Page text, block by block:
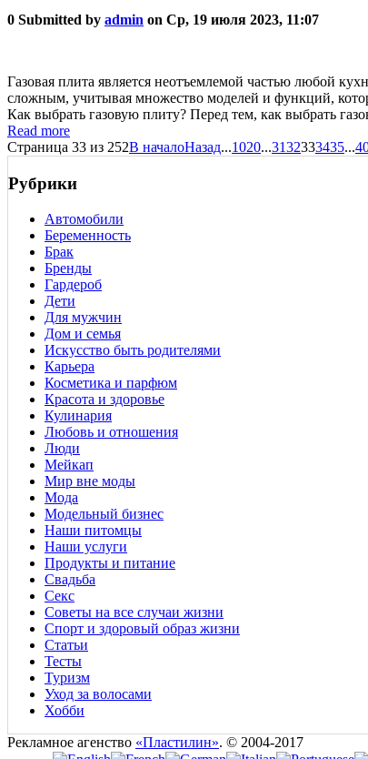
0 Submitted by admin on Ср, 19 июля 2023, 11:07
Газовая плита является неотъемлемой частью любой
сложным, учитывая множество моделей и функций,
Как выбрать газовую плиту? Перед тем, как выбрать
Read more
Страница 33 из 252В началоНазад...1020...3132333435...
Рубрики
Автомобили
Беременность
Брак
Бренды
Гардероб
Дети
Для мужчин
Дом и семья
Искусство быть родителями
Карьера
Косметика и парфюм
Красота и здоровье
Кулинария
Любовь и отношения
Люди
Мейкап
Мир вне моды
Мода
Модельный бизнес
Наши питомцы
Наши услуги
Продукты и питание
Свадьба
Секс
Советы на все случаи жизни
Спорт и здоровый образ жизни
Статьи
Тесты
Туризм
Уход за волосами
Хобби
Рекламное агенство «Пластилин». © 2004-2017